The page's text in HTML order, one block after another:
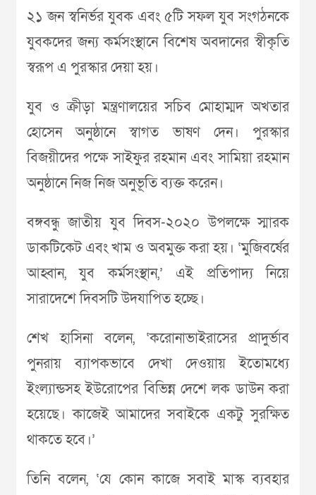
২১ জন স্বনির্ভর যুবক এবং ৫টি সফল যুব সংগঠনকে
যুবকদের জন্য কর্মসংস্থানে বিশেষ অবদানের স্বীকৃতি
স্বরূপ এ পুরস্কার দেয়া হয়।
যুব ও ক্রীড়া মন্ত্রণালয়ের সচিব মোহাম্মদ অখতার
হোসেন অনুষ্ঠানে স্বাগত ভাষণ দেন। পুরস্কার
বিজয়ীদের পক্ষে সাইফুর রহমান এবং সামিয়া রহমান
অনুষ্ঠানে নিজ নিজ অনুভূতি ব্যক্ত করেন।
বঙ্গবন্ধু জাতীয় যুব দিবস-২০২০ উপলক্ষে স্মারক
ডাকটিকেট এবং খাম ও অবমুক্ত করা হয়। ‘মুজিবর্ষের
আহ্বান, যুব কর্মসংস্থান,’ এই প্রতিপাদ্য নিয়ে
সারাদেশে দিবসটি উদযাপিত হচ্ছে।
শেখ হাসিনা বলেন, ‘করোনাভাইরাসের প্রাদুর্ভাব
পুনরায় ব্যাপকভাবে দেখা দেওয়ায় ইতোমধ্যে
ইংল্যান্ডসহ ইউরোপের বিভিন্ন দেশে লক ডাউন করা
হয়েছে। কাজেই আমাদের সবাইকে একটু সুরক্ষিত
থাকতে হবে।’
তিনি বলেন, ‘যে কোন কাজে সবাই মাস্ক ব্যবহার